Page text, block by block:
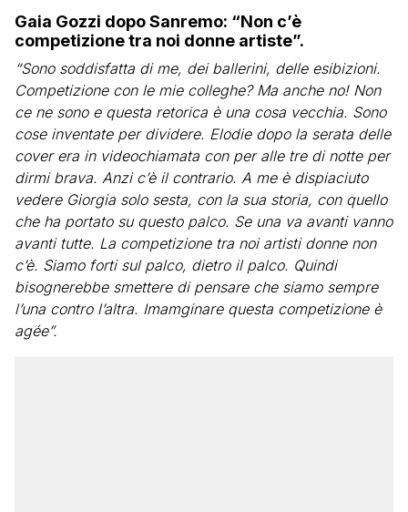
Gaia Gozzi dopo Sanremo: “Non c’è
competizione tra noi donne artiste”.
“Sono soddisfatta di me, dei ballerini, delle esibizioni.
Competizione con le mie colleghe? Ma anche no! Non
ce ne sono e questa retorica è una cosa vecchia. Sono
cose inventate per dividere. Elodie dopo la serata delle
cover era in videochiamata con per alle tre di notte per
dirmi brava. Anzi c’è il contrario. A me è dispiaciuto
vedere Giorgia solo sesta, con la sua storia, con quello
che ha portato su questo palco. Se una va avanti vanno
avanti tutte. La competizione tra noi artisti donne non
c’è. Siamo forti sul palco, dietro il palco. Quindi
bisognerebbe smettere di pensare che siamo sempre
l’una contro l’altra. Imamginare questa competizione è
agée”.